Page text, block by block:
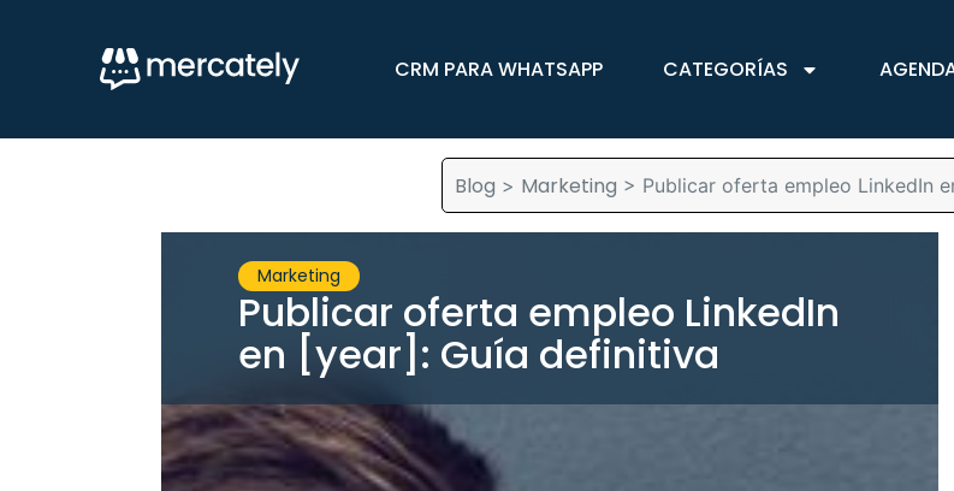
CRM PARA WHATSAPP CATEGORÍAS
Blog > Marketing > Publicar oferta empleo LinkedIn
Marketing
Publicar oferta empleo LinkedIn
en [year]: Guía definitiva